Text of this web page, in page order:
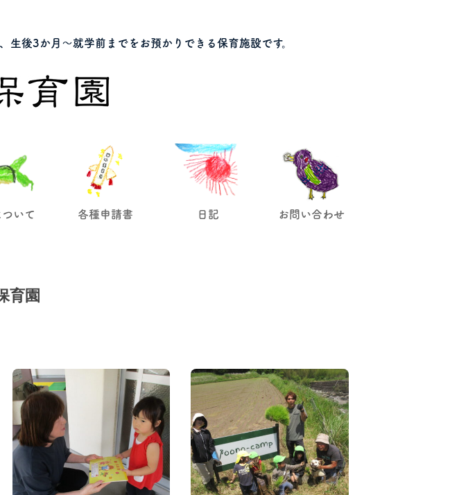
後3か月～就学前までをお預かりできる保育施設です。
いて 各種申請書 日記 お問い合わせ
育園